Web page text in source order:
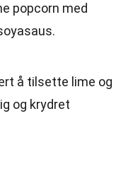
popcorn med
å tilsette lime og
og krydret